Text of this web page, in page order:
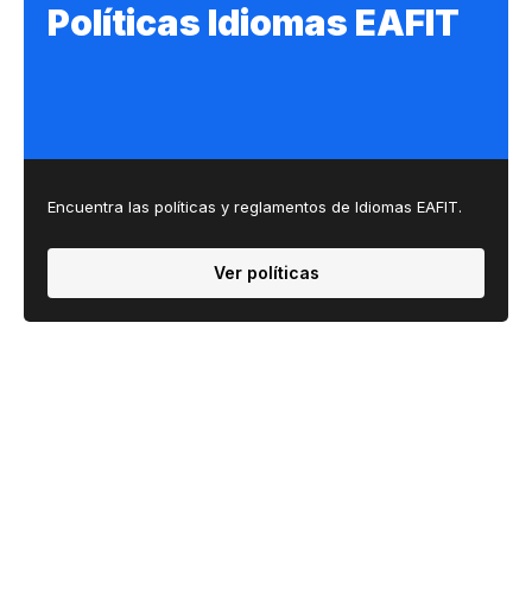
Políticas Idiomas EAFIT
Encuentra las políticas y reglamentos de Idiomas EAFIT.
Ver políticas